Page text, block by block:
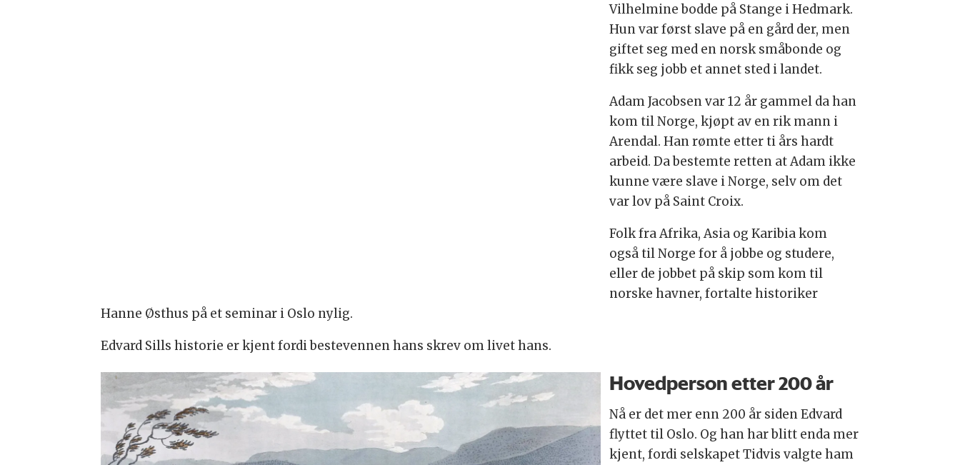
Vilhelmine bodde på Stange i Hedmark.
Hun var først slave på en gård der, men
giftet seg med en norsk småbonde og
fikk seg jobb et annet sted i landet.
Adam Jacobsen var 12 år gammel da han
kom til Norge, kjøpt av en rik mann i
Arendal. Han rømte etter ti års hardt
arbeid. Da bestemte retten at Adam ikke
kunne være slave i Norge, selv om det
var lov på Saint Croix.
Folk fra Afrika, Asia og Karibia kom
også til Norge for å jobbe og studere,
eller de jobbet på skip som kom til
norske havner, fortalte historiker
Hanne Østhus på et seminar i Oslo nylig.
Edvard Sills historie er kjent fordi bestevennen hans skrev om livet hans.
Hovedperson etter 200 år
Nå er det mer enn 200 år siden Edvard
flyttet til Oslo. Og han har blitt enda mer
kjent, fordi selskapet Tidvis valgte ham